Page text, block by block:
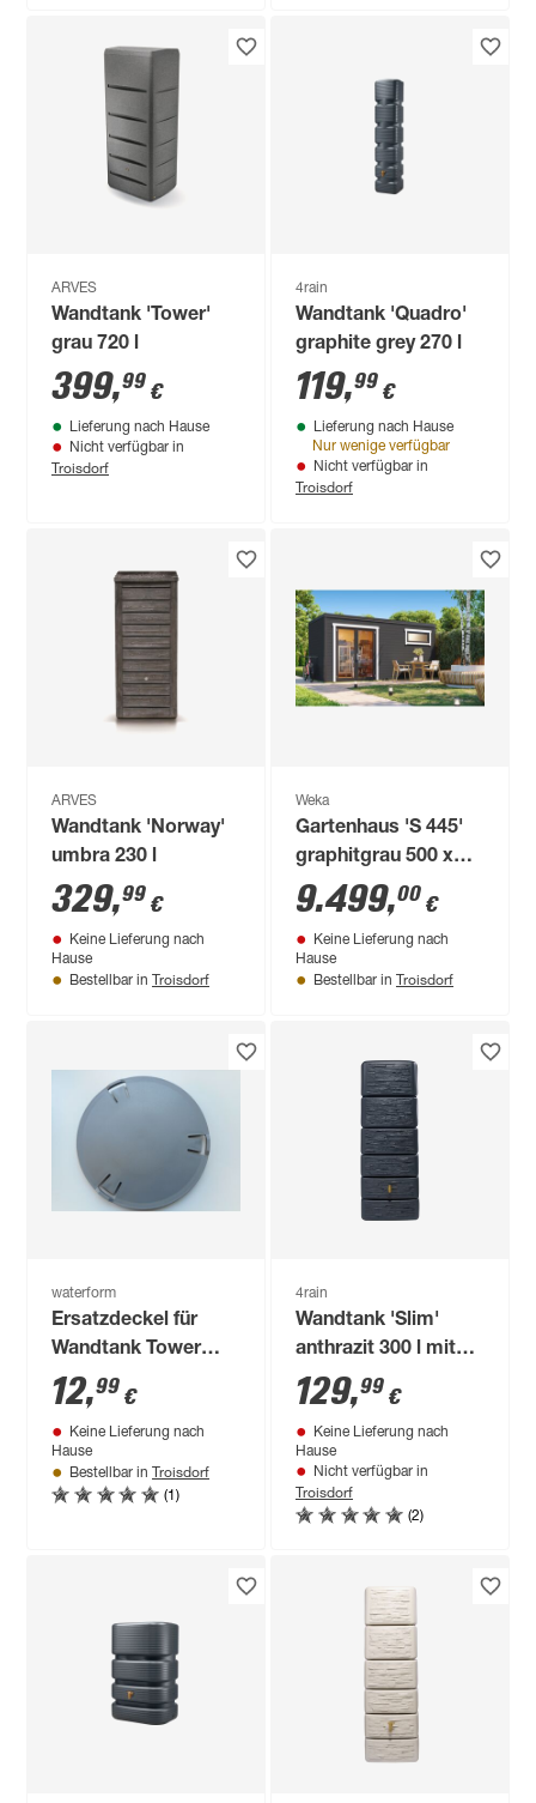
ARVES
Wandtank 'Tower'
grau 720 l
399,99 €
Lieferung nach Hause
Nicht verfügbar in
Troisdorf
4rain
Wandtank 'Quadro'
graphite grey 270 l
119,99 €
Lieferung nach Hause
Nur wenige verfügbar
Nicht verfügbar in
Troisdorf
ARVES
Wandtank 'Norway'
umbra 230 l
329,99 €
Keine Lieferung nach
Hause
Bestellbar in Troisdorf
Weka
Gartenhaus 'S 445'
graphitgrau 500 x
239,4 x 250 cm
9.499,00 €
Keine Lieferung nach
Hause
Bestellbar in Troisdorf
waterform
Ersatzdeckel für
Wandtank Tower
'IDTST/IDTC'
anthrazit
12,99 €
Keine Lieferung nach
Hause
Bestellbar in Troisdorf
(1)
4rain
Wandtank 'Slim'
anthrazit 300 l mit
Hahn
129,99 €
Keine Lieferung nach
Hause
Nicht verfügbar in
Troisdorf
(2)